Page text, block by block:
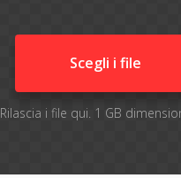
Scegli i file
Rilascia i file qui. 1 GB